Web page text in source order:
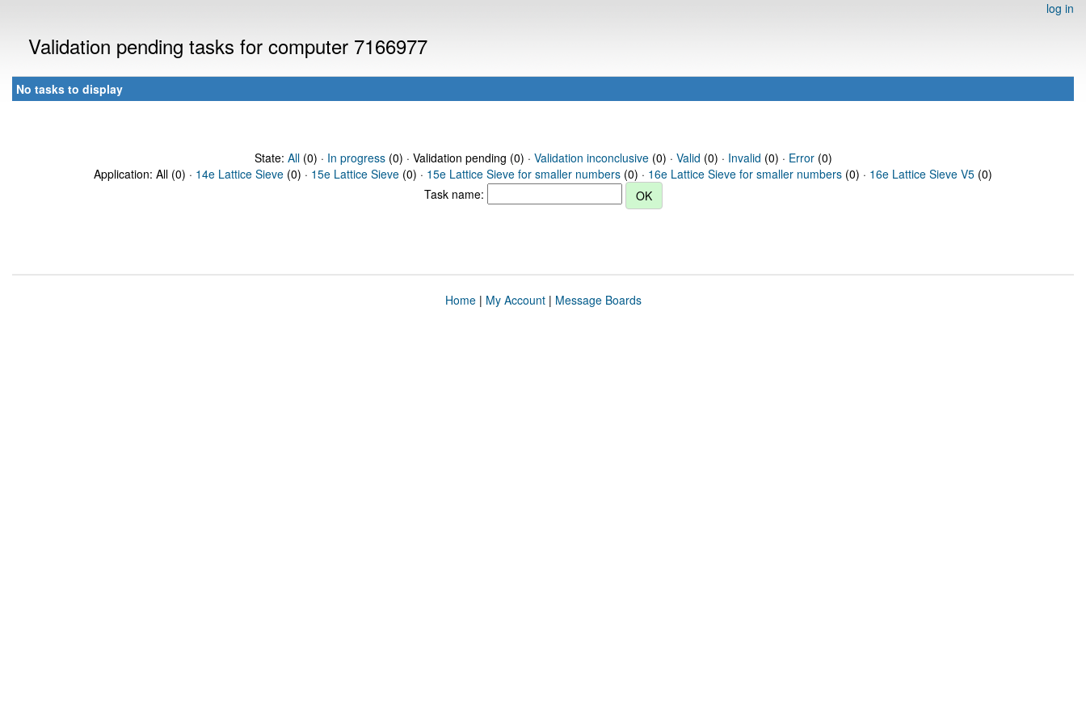
log in
Validation pending tasks for computer 7166977
No tasks to display
State: All(0) · In progress(0) · Validation pending (0) · Validation inconclusive(0) · Valid (0) · Invalid (0) · Error(0)
Application: All (0) · 14e Lattice Sieve (0) · 15e Lattice Sieve (0) · 15e Lattice Sieve for smaller numbers (0) · 16e Lattice Sieve for smaller numbers (0) · 16e Lattice Sieve V5 (0)
Task name:
Home| My Account| Message Boards